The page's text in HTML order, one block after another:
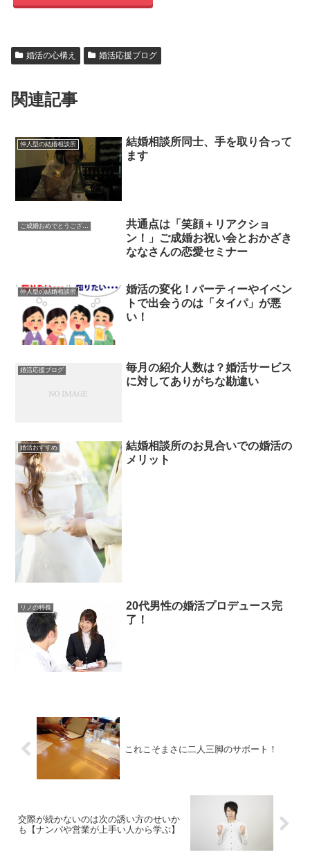
婚活の心構え 婚活応援ブログ
関連記事
仲人型の結婚相談所
結婚相談所同士、手を取り合って
ます
ご成婚おめでとうございます
共通点は「笑顔＋リアクショ
ン！」ご成婚お祝い会とおかざき
ななさんの恋愛セミナー
仲人型の結婚相談所
婚活の変化！パーティーやイベン
トで出会うのは「タイパ」が悪
い！
婚活応援ブログ
毎月の紹介人数は？婚活サービス
に対してありがちな勘違い
婚活おすすめ
結婚相談所のお見合いでの婚活の
メリット
リノの特長
20代男性の婚活プロデュース完
了！
これこそまさに二人三脚のサポート！
交際が続かないのは次の誘い方のせいか
も【ナンパや営業が上手い人から学ぶ】